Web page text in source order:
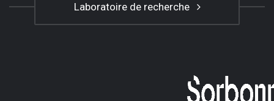
Laboratoire de recherche